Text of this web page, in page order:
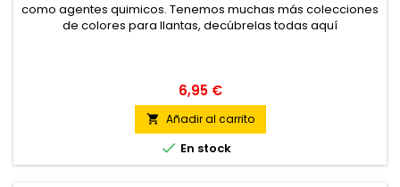
como agentes quimicos. Tenemos muchas más colecciones
de colores para llantas, decúbrelas todas aquí
6,95 €
 Añadir al carrito
 En stock